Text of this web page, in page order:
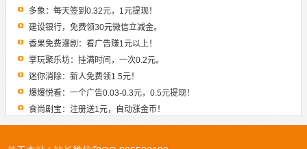
多象：每天签到0.32元，1元提现！
建设银行，免费领30元微信立减金。
香果免费漫剧：看广告赚1元以上！
掌玩聚乐坊：挂满时间，一次0.2元。
迷你消除：新人免费领1.5元！
爆爆悦看：一个广告0.03-0.3元，0.5元提现！
食尚剧宝：注册送1元，自动涨金币！